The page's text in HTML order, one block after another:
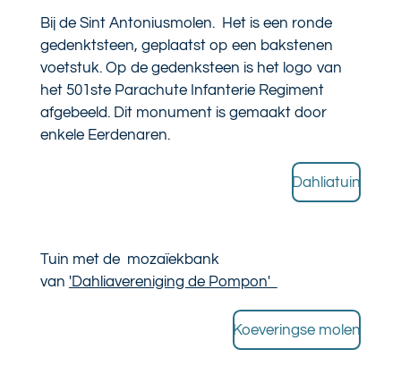
Bij de Sint Antoniusmolen. Hetis een ronde
gedenktsteen, geplaatst op een bakstenen
voetstuk. Op de gedenksteen is het logo van
het 501ste Parachute Infanterie Regiment
afgebeeld. Dit monument is gemaakt door
enkele Eerdenaren.
Dahliatuin
Tuin met de mozaïekbank
van 'Dahliavereniging de Pompon'
Koeveringse molen